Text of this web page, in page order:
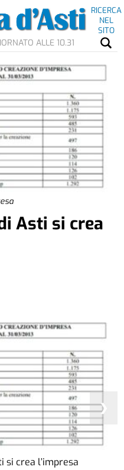
RICERCA
NEL
SITO
ALLE 10.31
Asti si crea
si crea l’impresa
❯